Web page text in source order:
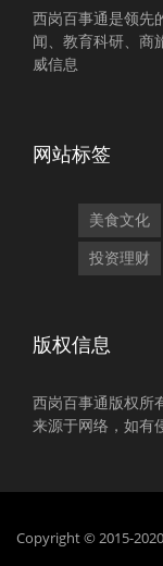
西岗百事通是领先
闻、教育科研、商
威信息
网站标签
美食文化
投资理财
版权信息
西岗百事通版权所
来源于网络，如有
Copyright © 2015-